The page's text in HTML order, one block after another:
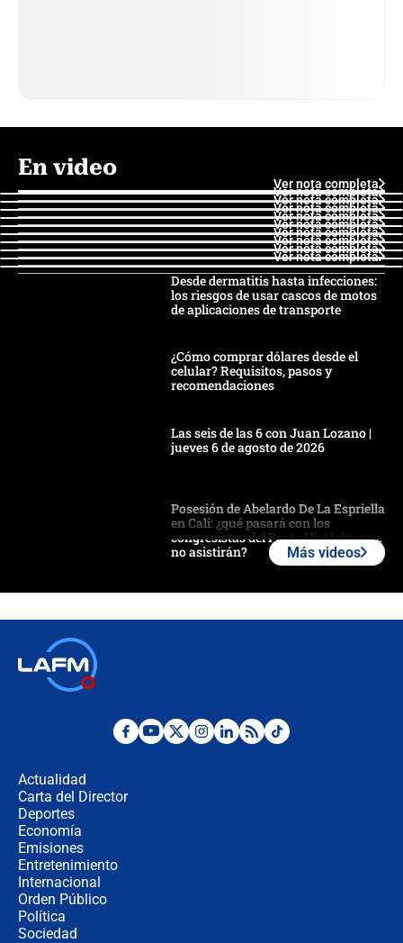
En video
Ver nota completa
Ver nota completa
Ver nota completa
Ver nota completa
Ver nota completa
Ver nota completa
Ver nota completa
Ver nota completa
Ver nota completa
Ver nota completa
Desde dermatitis hasta infecciones:
los riesgos de usar cascos de motos
de aplicaciones de transporte
¿Cómo comprar dólares desde el
celular? Requisitos, pasos y
recomendaciones
Las seis de las 6 con Juan Lozano |
jueves 6 de agosto de 2026
Posesión de Abelardo De La Espriella
en Cali: ¿qué pasará con los
congresistas del Pacto Histórico que
no asistirán?
¿Por qué De la Espriella gobernará
Más videos
Actualidad
Carta del Director
Deportes
Economía
Emisiones
Entretenimiento
Internacional
Orden Público
Política
Sociedad